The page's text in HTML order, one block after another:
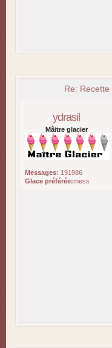
Re:
ydrasil
Mâitre glacier
Messages: 191986
Glace préférée:mess